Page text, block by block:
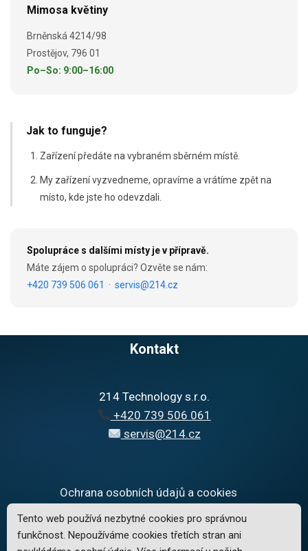
Mimosa květiny
Brněnská 4214/98
Prostějov, 796 01
Po–So: 9:00–16:00
Jak to funguje?
Zařízení předáte na vybraném sběrném místě.
My zařízení vyzvedneme, opravíme a vrátíme zpět na
místo, kde jste ho odevzdali.
Spolupráce s dalšími místy je v přípravě.
Máte zájem o spolupráci? Ozvěte se nám:
+420 739 506 061
· servis@214.cz
Kontakt
214 Technology s.r.o.
+420 739 506 061
servis@214.cz
Ochrana osobních údajů a cookies
Reklamační řád
Sběrná místa v Prostějově
Tento web používá nezbytné cookies pro správnou
funkčnost. Nepoužíváme cookies třetích stran ani